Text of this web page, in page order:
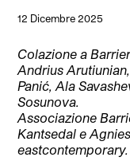
12 Dicembre 2025
Colazione a
Andrius
Panić, Ala
Sosunova.
Associazione
Kantsedal e
eastcontemporary.